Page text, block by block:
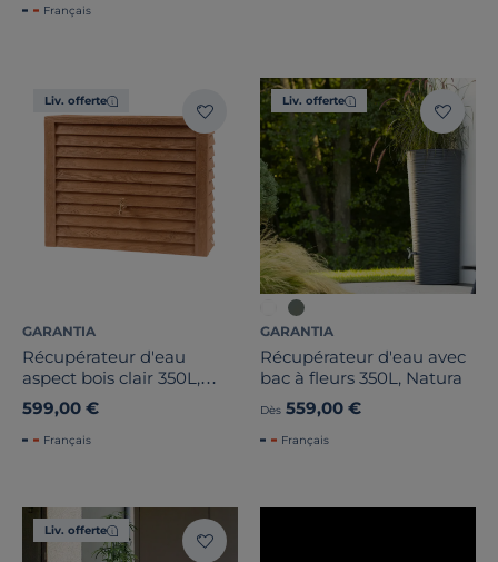
Français
Liv. offerte
GARANTIA
Récupérateur d'eau
aspect bois clair 350L,
Woody
599,00 €
Français
Liv. offerte
GARANTIA
Récupérateur d'eau avec
bac à fleurs 350L, Natura
Dès 559,00 €
Français
Liv. offerte
Traitement
Note des clients
Stock
Pays de fabrication